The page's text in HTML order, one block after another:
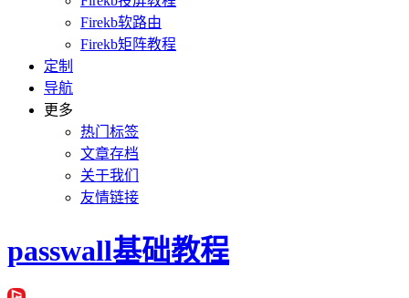
Firekb软路由
Firekb矩阵教程
定制
导航
更多
热门标签
文章存档
关于我们
友情链接
passwall基础教程